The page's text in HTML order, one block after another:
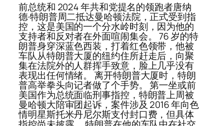
前总统和 2024 年共和党提名的领跑者唐纳
德·特朗普周二抵达曼哈顿法院，正式受到指
控，这是美国的一个分水岭时刻，因为他的
支持者和反对者在外面喧闹集会。 76 岁的特
朗普身穿深蓝色西装，打着红色领带，他被
车队从特朗普大厦的纽约住所赶走后，向聚
集在法院外的人群挥手致意，脸上几乎没有
表现出任何情绪。 离开特朗普大厦时，特朗
普高举拳头向记者做了个手势。 第一坐或前
美国作为总统面临刑事指控，特朗普上周被
曼哈顿大陪审团起诉，案件涉及 2016 年向色
情明星斯托米丹尼尔斯支付封口费，但具体